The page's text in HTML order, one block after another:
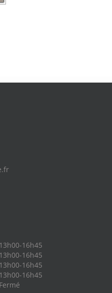
13h00-16h45
13h00-16h45
13h00-16h45
13h00-16h45
Fermé